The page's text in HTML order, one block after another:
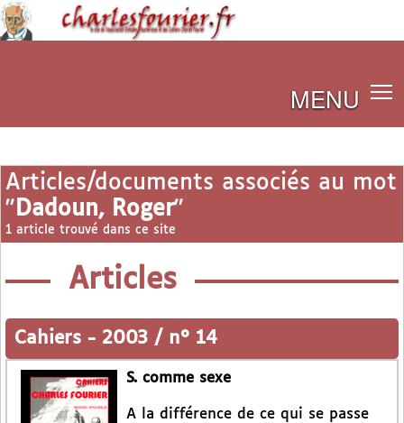
MENU
Articles/documents associés au mot
" Dadoun, Roger"
1 article trouvé dans ce site
Articles
Cahiers - 2003 / n° 14
S. comme sexe
A la différence de ce qui se passe